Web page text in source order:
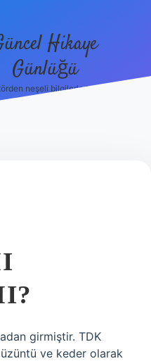
Hikaye
Günlüğü
neşeli bilgilerle tanış!
girmiştir. TDK
ve keder olarak